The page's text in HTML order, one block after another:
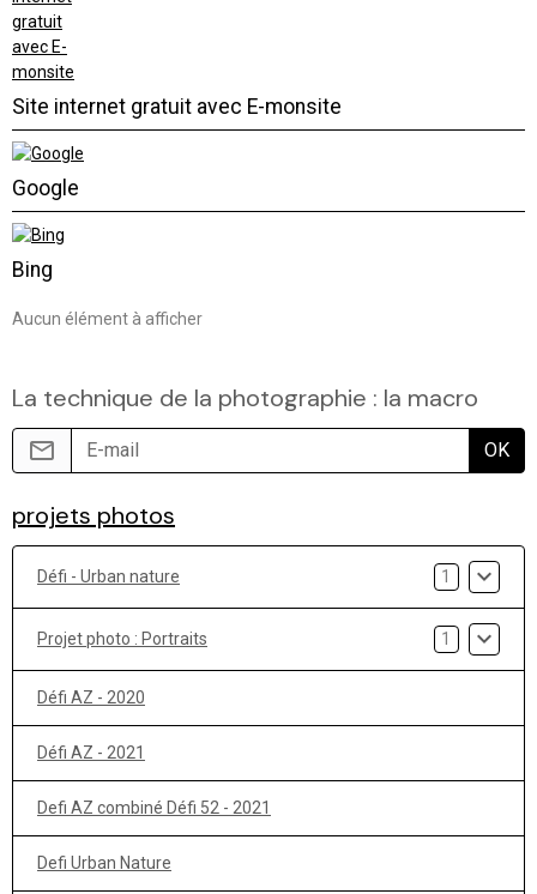
Site internet gratuit avec E-monsite
Google
Bing
Aucun élément à afficher
La technique de la photographie : la macro
OK
projets photos
Défi - Urban nature 1
Projet photo : Portraits 1
Défi AZ - 2020
Défi AZ - 2021
Defi AZ combiné Défi 52 - 2021
Defi Urban Nature